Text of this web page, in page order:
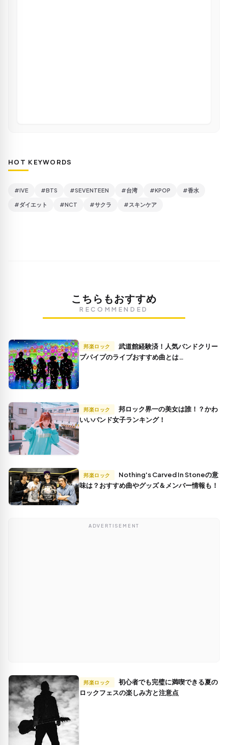
HOT KEYWORDS
#IVE #BTS #SEVENTEEN #台湾 #KPOP #香水
#ダイエット #NCT #サクラ #スキンケア
こちらもおすすめ
RECOMMENDED
邦楽ロック
プパイプのライブおすすめ曲とは…
邦楽ロック
いいバンド女子ランキング！
邦楽ロック
味は？おすすめ曲やグッズ＆メンバー情報も！
ADVERTISEMENT
邦楽ロック
ロックフェスの楽しみ方と注意点